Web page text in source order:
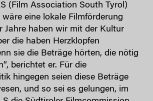
(Film Association South Tyrol)
eine lokale Filmförderung
Jahre haben wir mit der Kultur
die haben Herzklopfen
sie die Beträge hörten, die nötig
berichtet er. Für die
hingegen seien diese Beträge
und so sei es gelungen, im